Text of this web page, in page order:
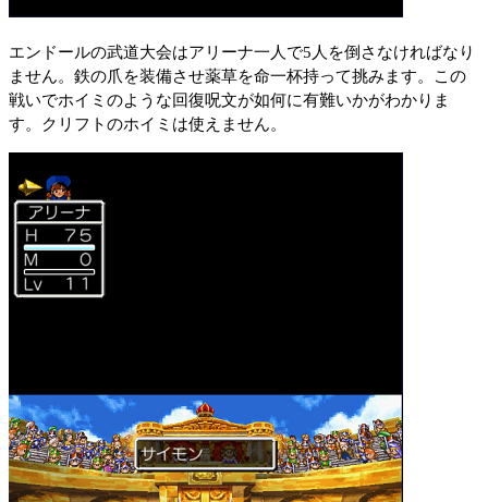
エンドールの武道大会はアリーナ一人で5人を倒さなければなり
ません。鉄の爪を装備させ薬草を命一杯持って挑みます。この
戦いでホイミのような回復呪文が如何に有難いかがわかりま
す。クリフトのホイミは使えません。